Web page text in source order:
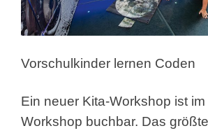
Vorschulkinder lernen Coden
Ein neuer Kita-Workshop ist
Workshop buchbar. Das